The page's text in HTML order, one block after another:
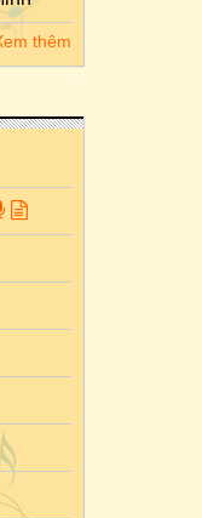
thêm